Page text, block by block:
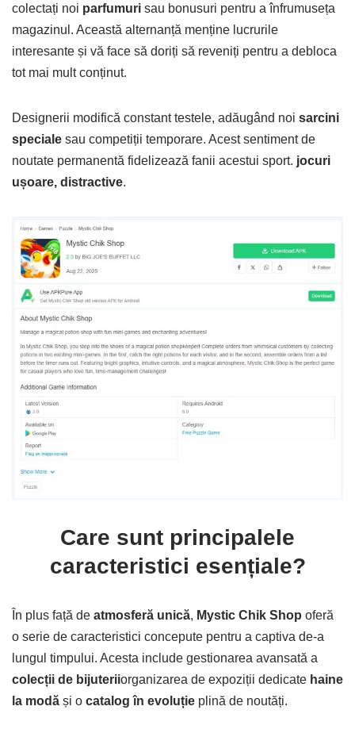
colectați noi parfumuri sau bonusuri pentru a înfrumuseța
magazinul. Această alternanță menține lucrurile
interesante și vă face să doriți să reveniți pentru a debloca
tot mai mult conținut.
Designerii modifică constant testele, adăugând noi sarcini
speciale sau competiții temporare. Acest sentiment de
noutate permanentă fidelizează fanii acestui sport. jocuri
ușoare, distractive.
Care sunt principalele
caracteristici esențiale?
În plus față de atmosferă unică, Mystic Chik Shop oferă
o serie de caracteristici concepute pentru a captiva de-a
lungul timpului. Acesta include gestionarea avansată a
colecții de bijuteriiorganizarea de expoziții dedicate haine
la modă și o catalog în evoluție plină de noutăți.